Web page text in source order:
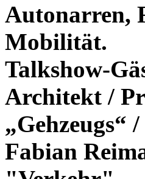
Autonarren,
Mobilität.
Talkshow-
Architekt /
Fabian